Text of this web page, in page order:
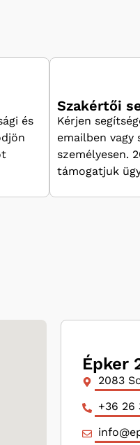
és
Szakértői
Kérjen
emailben
személyesen.
támogatjuk
Épker
2083
+36 26